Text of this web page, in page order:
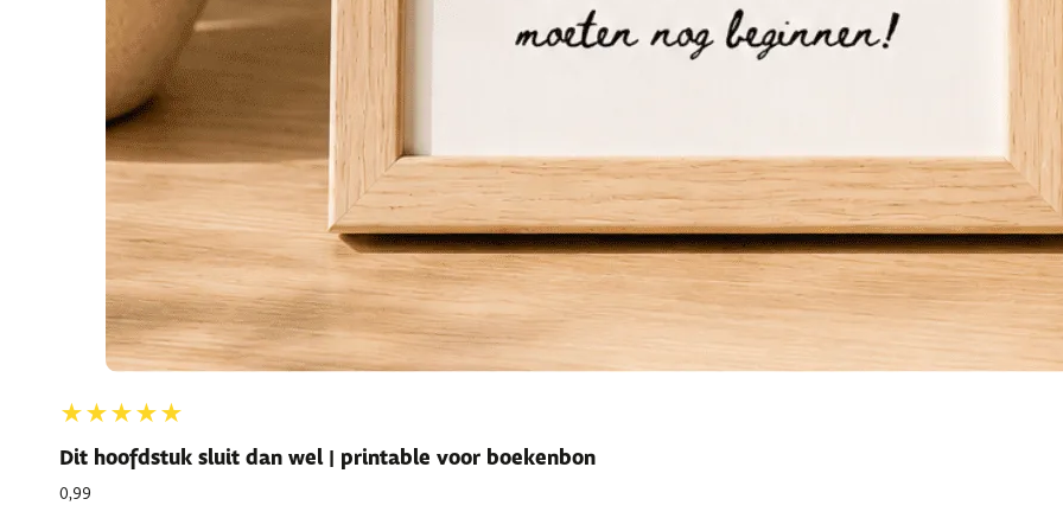
★★★★★
Dit hoofdstuk sluit dan wel | printable voor boekenbon
0,99